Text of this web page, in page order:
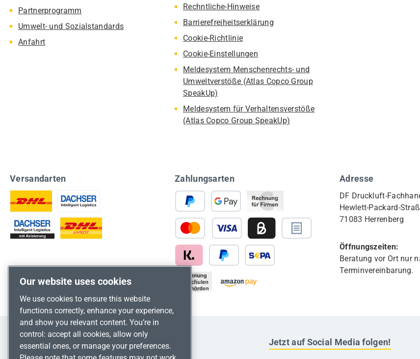
Partnerprogramm
Umwelt- und Sozialstandards
Anfahrt
Rechntliche-Hinweise
Barrierefreiheitserklärung
Cookie-Richtlinie
Cookie-Einstellungen
Meldesystem Menschenrechts- und
Umweltverstöße (Atlas Copco Group
SpeakUp)
Meldesystem für Verhaltensverstöße
(Atlas Copco Group SpeakUp)
Versandarten Zahlungsarten Adresse
DF Druckluft-
Hewlett-Packard-
71083 Herrenberg
Öffnungszeiten:
Beratung vor Ort nur
Terminvereinbarung.
Jetzt auf Social Media folgen!
Our website uses cookies
We use cookies to ensure this website
functions correctly, enhance your experience,
and show you relevant content. You’re in
control: accept all cookies, allow only
essential ones, or manage your preferences.